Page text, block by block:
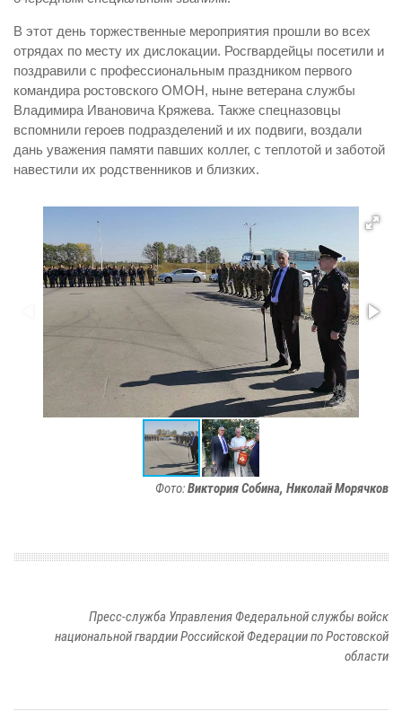
В этот день торжественные мероприятия прошли во всех
отрядах по месту их дислокации. Росгвардейцы посетили и
поздравили с профессиональным праздником первого
командира ростовского ОМОН, ныне ветерана службы
Владимира Ивановича Кряжева. Также спецназовцы
вспомнили героев подразделений и их подвиги, воздали
дань уважения памяти павших коллег, с теплотой и заботой
навестили их родственников и близких.
Фото:Виктория Собина, Николай Морячков
Пресс-служба Управления Федеральной службы войск
национальной гвардии Российской Федерации по Ростовской
области